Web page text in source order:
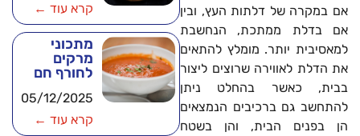
אם במקרה של דלתות העץ, ובין
אם בדלת ממתכת, הנחשבת
למאסיבית יותר. מומלץ להתאים
את הדלת לאווירה שרוצים ליצור
בבית, כאשר בהחלט ניתן
להתחשב גם ברכיבים הנמצאים
הן בפנים הבית, והן בשטח
קרא עוד ←
מתכוני
מרקים
לחורף חם
05/12/2025
קרא עוד ←